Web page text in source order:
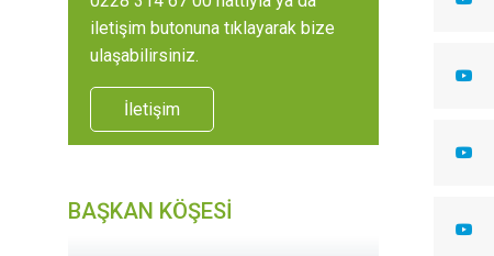
iletişim butonuna tıklayarak bize
ulaşabilirsiniz.
İletişim
BAŞKAN KÖŞESİ